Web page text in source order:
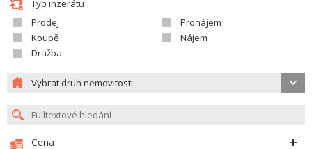
Typ inzerátu
Prodej
Pronájem
Koupě
Nájem
Dražba
Vybrat druh nemovitosti
Cena